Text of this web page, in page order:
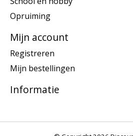
Opruiming
Mijn account
Registreren
Mijn bestellingen
Informatie